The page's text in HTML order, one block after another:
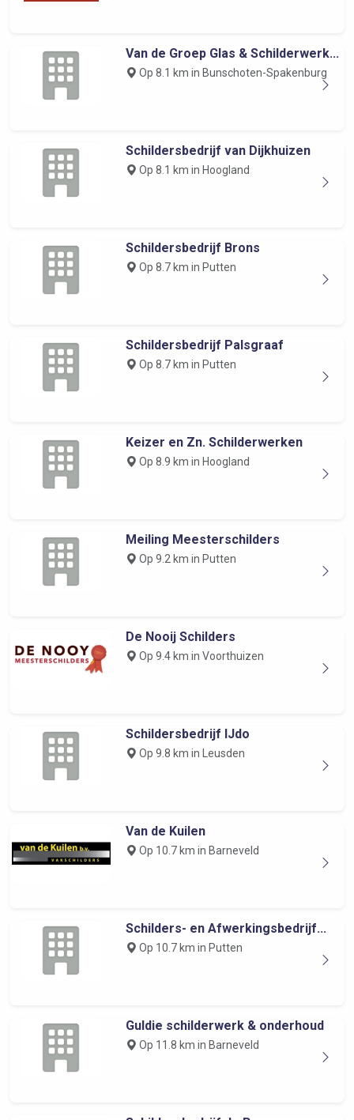
Van de Groep Glas & Schilderwerk...
Op 8.1 km in Bunschoten-Spakenburg
Schildersbedrijf van Dijkhuizen
Op 8.1 km in Hoogland
Schildersbedrijf Brons
Op 8.7 km in Putten
Schildersbedrijf Palsgraaf
Op 8.7 km in Putten
Keizer en Zn. Schilderwerken
Op 8.9 km in Hoogland
Meiling Meesterschilders
Op 9.2 km in Putten
De Nooij Schilders
Op 9.4 km in Voorthuizen
Schildersbedrijf IJdo
Op 9.8 km in Leusden
Van de Kuilen
Op 10.7 km in Barneveld
Schilders- en Afwerkingsbedrijf...
Op 10.7 km in Putten
Guldie schilderwerk & onderhoud
Op 11.8 km in Barneveld